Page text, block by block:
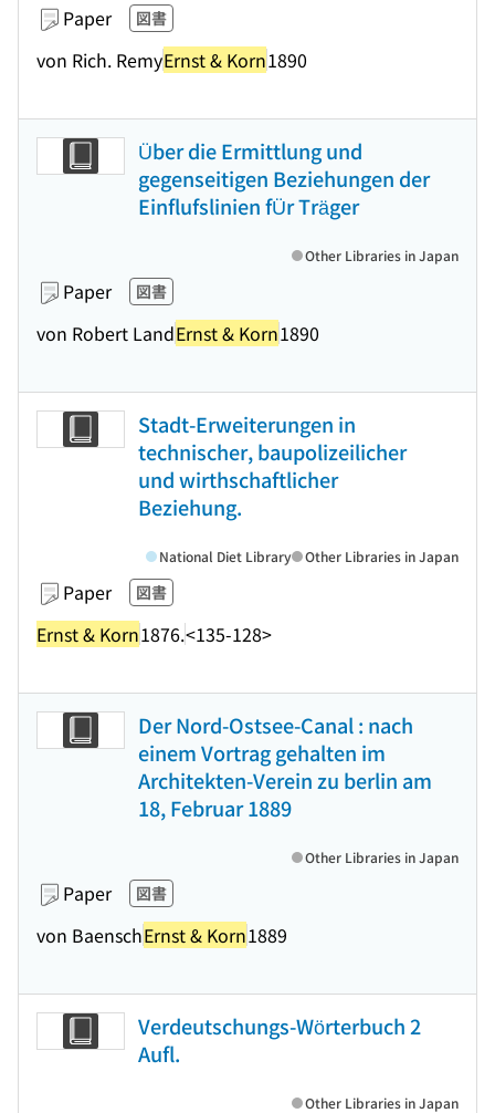
Paper 図書
von Rich. RemyErnst & Korn1890
Über die Ermittlung und
gegenseitigen Beziehungen der
Einflufslinien fÜr Träger
Paper 図書
von Robert LandErnst & Korn1890
Other Libraries in Japan
Stadt-Erweiterungen in
technischer, baupolizeilicher
und wirthschaftlicher
Beziehung.
Paper 図書
Ernst & Korn1876.<135-128>
National Diet Library Other Libraries in Japan
Der Nord-Ostsee-Canal : nach
einem Vortrag gehalten im
Architekten-Verein zu berlin am
18, Februar 1889
Paper 図書
von BaenschErnst & Korn1889
Other Libraries in Japan
Verdeutschungs-Wörterbuch 2
Aufl.
Other Libraries in Japan